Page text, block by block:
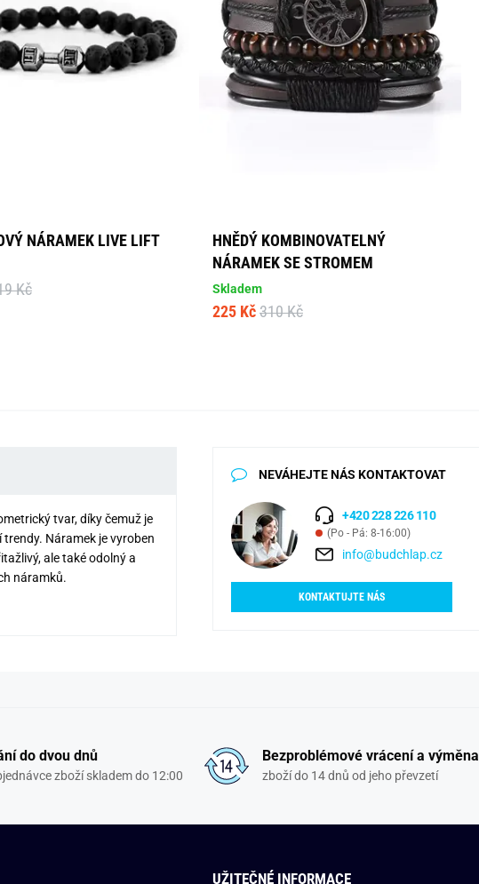
NÁRAMEK LIVE LIFT
Kč
HNĚDÝ KOMBINOVATELNÝ
NÁRAMEK SE STROMEM
Skladem
225 Kč 310 Kč
tvar, díky čemuž je
Náramek je vyroben
ale také odolný a
náramků.
NEVÁHEJTE NÁS KONTAKTOVAT
+420 228 226 110
(Po - Pá: 8-16:00)
info@budchlap.cz
KONTAKTUJTE NÁS
do dvou dnů
zboží skladem do 12:00
Bezproblémové vrácení a výměna
zboží do 14 dnů od jeho převzetí
UŽITEČNÉ INFORMACE